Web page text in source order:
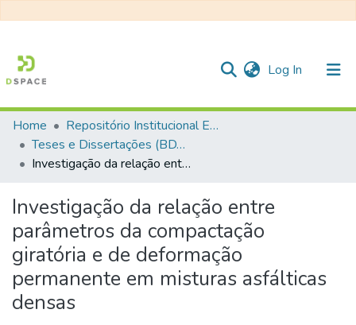
Log In (current)
Communities & Collections
All of DSpace
Statistics
Home
Repositório Institucional EESC
Teses e Dissertações (BDTD USP)
Investigação da relação entre parâmetros da compactação giratória e de deformação permanente em misturas asfálticas densas
Investigação da relação entre
parâmetros da compactação
giratória e de deformação
permanente em misturas asfálticas
densas